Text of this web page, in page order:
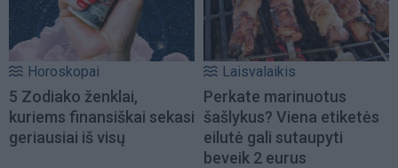
Horoskopai
5 Zodiako ženklai,
kuriems finansiškai sekasi
geriausiai iš visų
Laisvalaikis
Perkate marinuotus
šašlykus? Viena etiketės
eilutė gali sutaupyti
beveik 2 eurus